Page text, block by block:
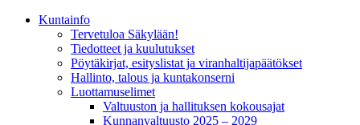
Kunta­info
Tervetuloa Säkylään!
Tiedotteet ja kuulutukset
Pöytäkirjat, esityslistat ja viranhaltijapäätökset
Hallinto, talous ja kuntakonserni
Luottamuselimet
Valtuuston ja hallituksen kokousajat
Kunnanvaltuusto 2025 – 2029